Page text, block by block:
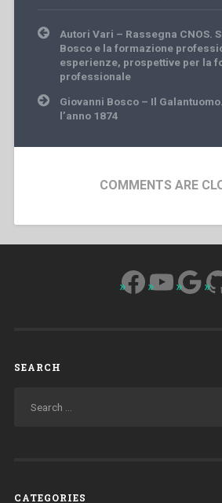
Post
navigation
Autori Vari – Rassegna CNOS.
Bosco e la formazione
esperienze, prospettive per la
professionale
Giovanni Bosco – Il
l’anno 1874
COMMENTS ARE
SEARCH
CATEGORIES